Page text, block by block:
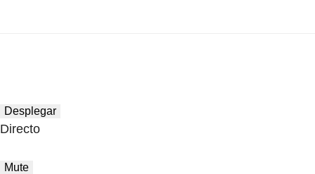
Desplegar
Directo
Mute